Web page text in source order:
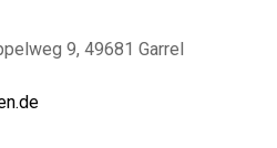
9, 49681 Garrel